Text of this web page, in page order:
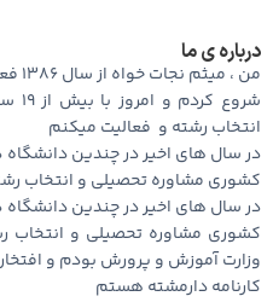
درباره ی ما
من
انتخاب رشته و ‌‌‌‌‌ فعالیت میکنم
در سال های اخیر در چندین
کشوری مشاوره تحصیلی و انتخاب
در سال های اخیر در چندین
کشوری مشاوره تحصیلی و
وزارت آموزش و پرورش بودم و
کارنامه دارمشته هستم